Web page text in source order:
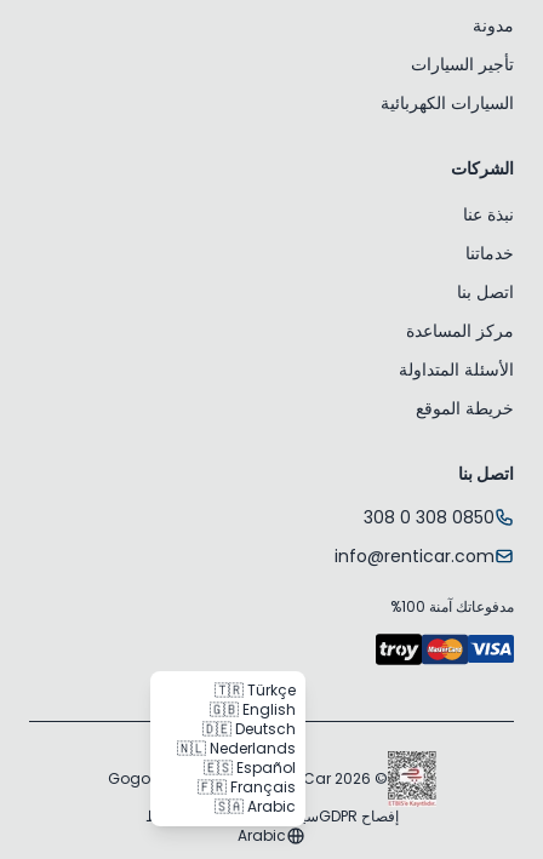
مدونة
تأجير السيارات
السيارات الكهربائية
الشركات
نبذة عنا
خدماتنا
اتصل بنا
مركز المساعدة
الأسئلة المتداولة
خريطة الموقع
اتصل بنا
0850 308 0 308
info@renticar.com
مدفوعاتك آمنة 100%
© 2026 Gogocar Bilişim A.Ş. | RentiCar
إفصاح GDPR
سياسة ملفات تعريف الارتباط
Arabic
🇹🇷 Türkçe
🇬🇧 English
🇩🇪 Deutsch
🇳🇱 Nederlands
🇪🇸 Español
🇫🇷 Français
🇸🇦 Arabic